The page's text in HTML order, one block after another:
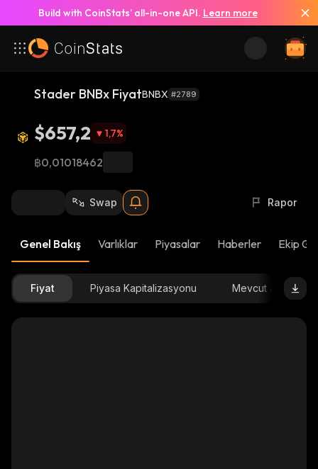
Build with CoinStats’ all-in-one API. Learn more
Stader BNBx FiyatBNBX #2789
$657,2 1,7%
฿0,01018462
Swap Rapor
Genel Bakış Varlıklar Piyasalar Haberler Ekip
Fiyat Piyasa Kapitalizasyonu Mevcut arz